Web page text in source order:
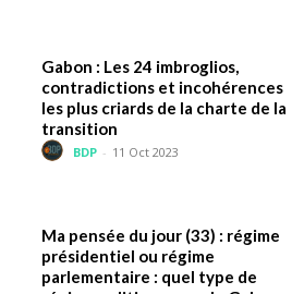
Gabon : Les 24 imbroglios,
contradictions et incohérences
les plus criards de la charte de la
transition
BDP - 11 Oct 2023
Ma pensée du jour (33) : régime
présidentiel ou régime
parlementaire : quel type de